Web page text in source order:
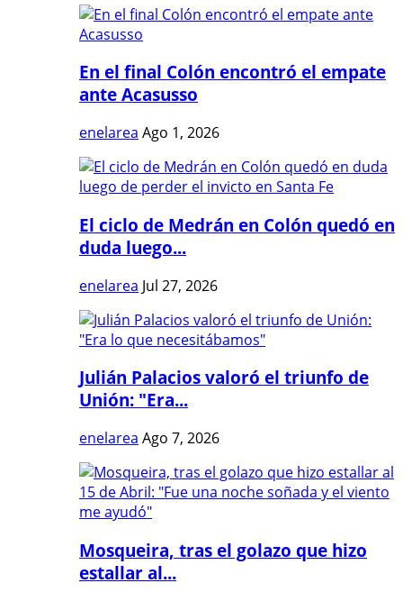
En el final Colón encontró el empate
ante Acasusso
enelarea Ago 1, 2026
El ciclo de Medrán en Colón quedó en
duda luego...
enelarea Jul 27, 2026
Julián Palacios valoró el triunfo de
Unión: "Era...
enelarea Ago 7, 2026
Mosqueira, tras el golazo que hizo
estallar al...